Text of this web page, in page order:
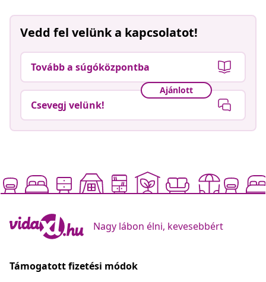
Vedd fel velünk a kapcsolatot!
Tovább a súgóközpontba
Ajánlott
Csevegj velünk!
Nagy lábon élni, kevesebbért
Támogatott fizetési módok